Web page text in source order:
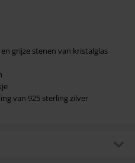
grijze stenen van kristalglas
van 925 sterling zilver